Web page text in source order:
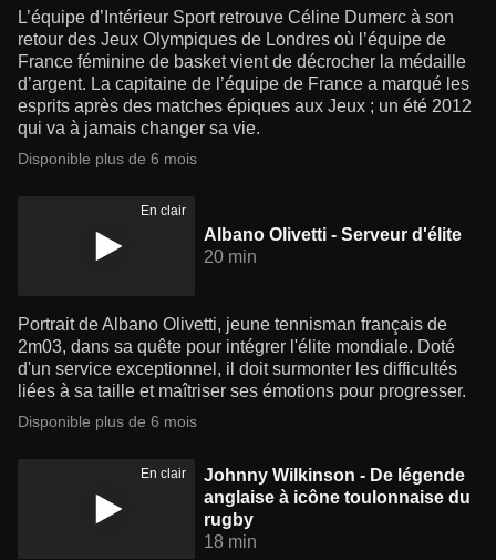
L’équipe d’Intérieur Sport retrouve Céline Dumerc à son
retour des Jeux Olympiques de Londres où l’équipe de
France féminine de basket vient de décrocher la médaille
d’argent. La capitaine de l’équipe de France a marqué les
esprits après des matches épiques aux Jeux ; un été 2012
qui va à jamais changer sa vie.
Disponible plus de 6 mois
En clair
Albano Olivetti - Serveur d'élite
20 min
Portrait de Albano Olivetti, jeune tennisman français de
2m03, dans sa quête pour intégrer l'élite mondiale. Doté
d'un service exceptionnel, il doit surmonter les difficultés
liées à sa taille et maîtriser ses émotions pour progresser.
Disponible plus de 6 mois
En clair
Johnny Wilkinson - De légende
anglaise à icône toulonnaise du
rugby
18 min